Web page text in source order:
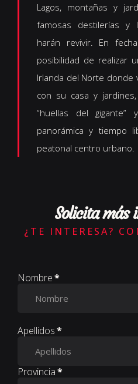
Lagos, montañas y
famosas destilerías y
harán revivir. En
posibilidad de realizar
Irlanda del Norte donde
con su casa y
“huellas del
panorámica y tiempo
peatonal centro urbano.
Solicita más
¿TE INTERESA?
Nombre*
Apellidos*
Provincia*